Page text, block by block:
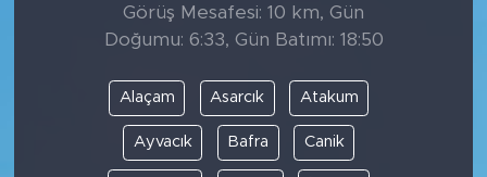
Görüş Mesafesi: 10 km, Gün
Doğumu: 6:33, Gün Batımı: 18:50
Alaçam Asarcık Atakum
Ayvacık Bafra Canik